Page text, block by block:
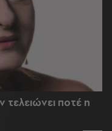
τελειώνει ποτέ η